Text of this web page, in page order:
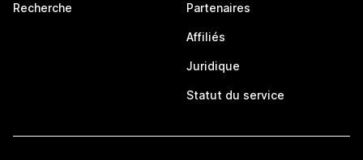
Recherche Partenaires
Affiliés
Juridique
Statut du service